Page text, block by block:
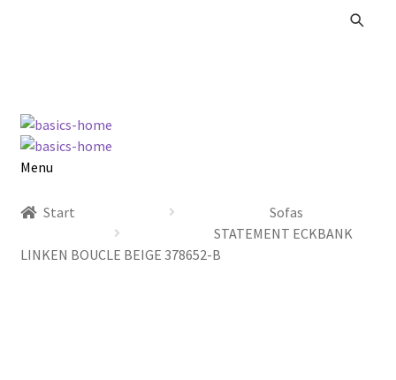
Zur
Navigation
springen
Zum
Inhalt
springen
Menu
Kataloge Landhaus
Start
Sofas
STATEMENT ECKBANK
LINKEN BOUCLE BEIGE 378652-B